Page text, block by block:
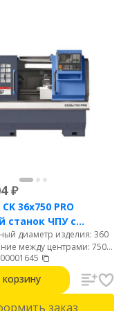
₽
36x750 PRO
станок ЧПУ с
станиной
диаметр изделия: 360
между центрами: 750
обработки над
мм. Диаметр отверстия
мм. 6-ти позиционная
голова.
заказ